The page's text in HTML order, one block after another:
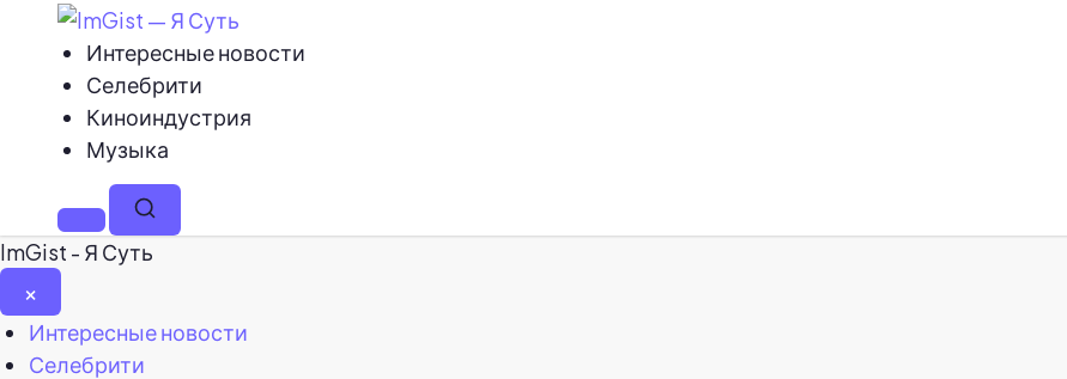
Интересные новости
Селебрити
Киноиндустрия
Музыка
МенюПоиск
ImGist - Я Суть
×
Закрыть
меню
Интересные новости
Селебрити